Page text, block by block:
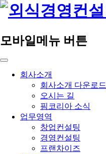
모바일메뉴 버튼
회사소개
회사소개 다운로드
오시는 길
핌코리아 소식
업무영역
창업컨설팅
경영컨설팅
프랜차이즈